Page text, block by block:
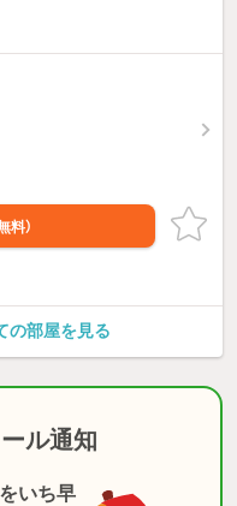
料）
の部屋を見る
ル通知
いち早